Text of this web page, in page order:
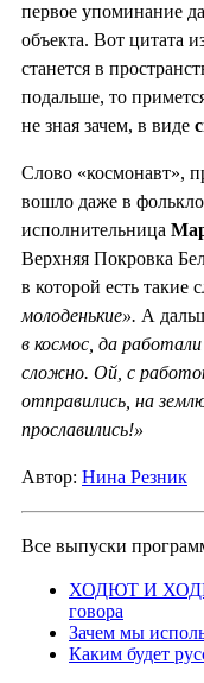
первое упоминание
объекта. Вот цитата
станется в
подальше, то
не зная зачем, в виде
Слово «космонавт»,
вошло даже в
исполнительница
Верхняя Покровка
в которой есть такие
молоденькие». А
в космос, да
сложно. Ой, с
отправились, на
прославились!»
Автор: Нина Резник
Все выпуски
ХОДЮТ И
говора
Зачем мы
Каким будет